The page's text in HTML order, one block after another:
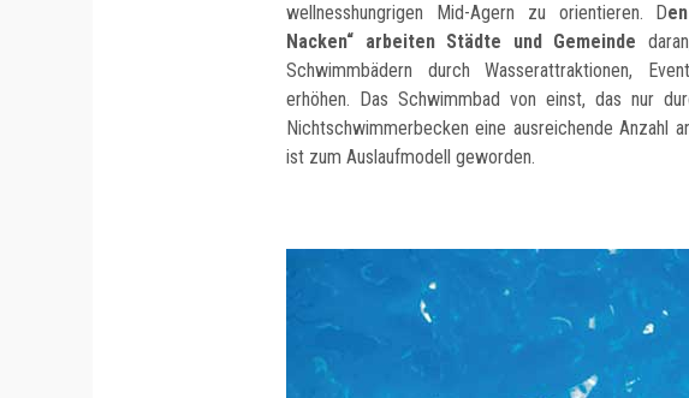
wellnesshungrigen Mid-Agern zu orientieren. D
Nacken“ arbeiten Städte und Gemeinde
Schwimmbädern durch Wasserattraktionen,
erhöhen. Das Schwimmbad von einst, das nur
Nichtschwimmerbecken eine ausreichende Anzahl
ist zum Auslaufmodell geworden.